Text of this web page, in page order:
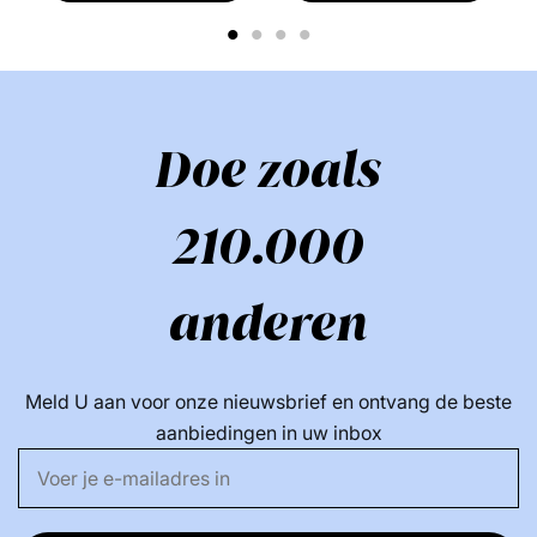
- 100% recyclebaar
- 90% biobased suikerriet
- 90% van natuurlijke oorsprong
- Aanbrengen op pas gewassen haar - na b.v.
- Verdeel een gepaste hoeveelheid over de lengtes en
- Spoel het haar vervolgens grondig uit
- Kan elke dag gebruikt worden
Ingrediënten lijst:
1 2 3 4
Doe zoals
210.000
anderen
Meld U aan voor onze nieuwsbrief en ontvang de beste
aanbiedingen in uw inbox